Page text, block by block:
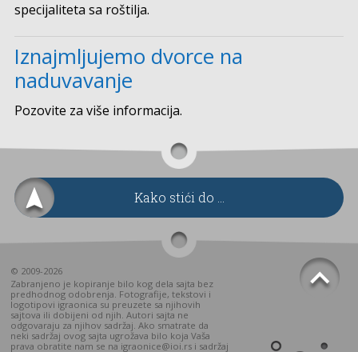
specijaliteta sa roštilja.
Iznajmljujemo dvorce na
naduvavanje
Pozovite za više informacija.
Kako stići do ...
© 2009-2026
Zabranjeno je kopiranje bilo kog dela sajta bez
predhodnog odobrenja. Fotografije, tekstovi i
logotipovi igraonica su preuzete sa njihovih
sajtova ili dobijeni od njih. Autori sajta ne
odgovaraju za njihov sadržaj. Ako smatrate da
neki sadržaj ovog sajta ugrožava bilo koja Vaša
prava obratite nam se na igraonice@ioi.rs i sadržaj